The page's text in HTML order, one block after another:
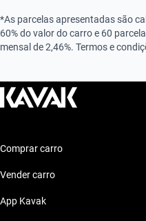
*As parcelas apresentadas são
60% do valor do carro e 60
mensal de 2,46%. Termos e
Comprar carro
Vender carro
App Kavak